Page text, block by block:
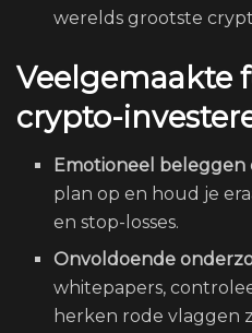
werelds grootste
Veelgemaakte
crypto-
Emotioneel beleggen
plan op en houd je
en stop-losses.
Onvoldoende
whitepapers,
herken rode vlaggen